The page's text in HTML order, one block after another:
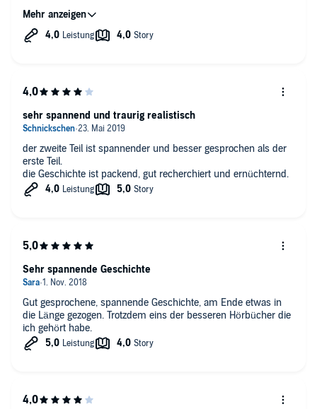
Die Figur der Anja, mal eine Frau als harter, konsequenter
Kämpfer
Welche Figur hat Mark Bremer Ihrer Meinung nach am
Sie laut z.B. lachen, weinen, zweifeln, etc.?
Was wäre für andere Hörer sonst noch hilfreich zu wissen,
um das Hörbuch richtig einschätzen zu können?
Es ist ein sehr amerikanischer Roman über angehörige der
der zweite Teil ist spannender und besser gesprochen als der
erste Teil.
die Geschichte ist packend, gut recherchiert und ernüchternd.
sehr spannend und traurig realistisch
Gut gesprochene, spannende Geschichte, am Ende etwas in
die Länge gezogen. Trotzdem eins der besseren Hörbücher die
ich gehört habe.
Sehr spannende Geschichte